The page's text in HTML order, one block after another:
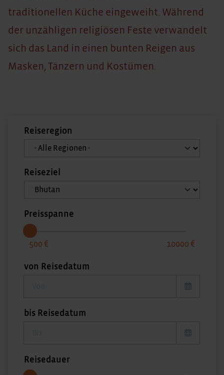
traditionellen Küche eingeweiht. Während
der unzähligen religiösen Feste verwandelt
sich das Land in einen bunten Reigen aus
Masken, Tänzern und Kostümen.
Reiseregion
Reiseziel
Preisspanne
500 10000
von Reisedatum
bis Reisedatum
Reisedauer